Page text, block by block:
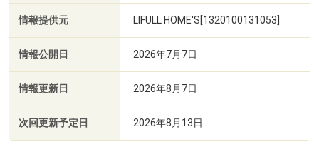
情報提供元 LIFULL HOME'S[1320100131053]
情報公開日 2026年7月7日
情報更新日 2026年8月7日
次回更新予定日 2026年8月13日